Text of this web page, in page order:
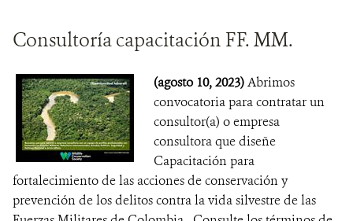
Consultoría capacitación FF. MM.
(agosto 10, 2023)Abrimos
convocatoria para contratar un
consultor(a) o empresa
consultora que diseñe
Capacitación para
fortalecimiento de las acciones de conservación y
prevención de los delitos contra la vida silvestre de las